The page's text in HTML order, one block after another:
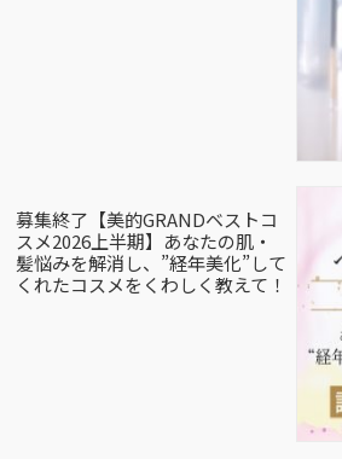
募集終了【美的GRANDベストコ
スメ2026上半期】あなたの肌・
髪悩みを解消し、”経年美化”して
くれたコスメをくわしく教えて！